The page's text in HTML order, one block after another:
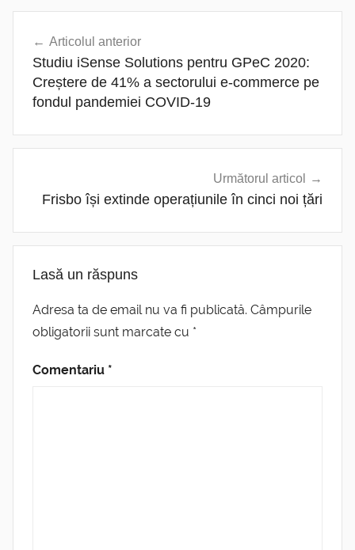
articole
Articolul anterior
Studiu iSense Solutions pentru GPeC 2020:
Creștere de 41% a sectorului e-commerce pe
fondul pandemiei COVID-19
Următorul articol
Frisbo își extinde operațiunile în cinci noi țări
Lasă un răspuns
Adresa ta de email nu va fi publicată. Câmpurile
obligatorii sunt marcate cu *
Comentariu *